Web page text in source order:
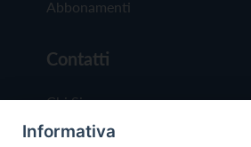
Abbonamenti
Contatti
Chi Siamo
Redazione
Informativa